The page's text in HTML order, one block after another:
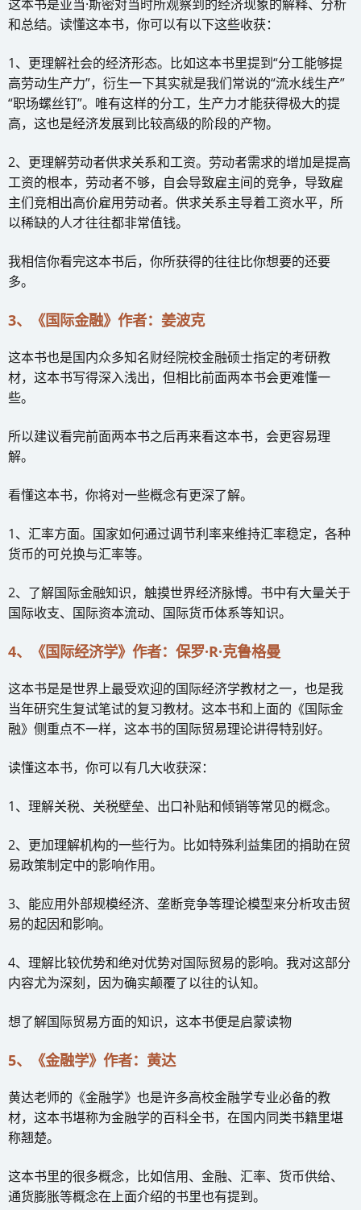
这本书是亚当·斯密对当时所观察到的经济现象的解释、分析
和总结。读懂这本书，你可以有以下这些收获：
1、更理解社会的经济形态。比如这本书里提到“分工能够提
高劳动生产力”，衍生一下其实就是我们常说的“流水线生产”
“职场螺丝钉”。唯有这样的分工，生产力才能获得极大的提
高，这也是经济发展到比较高级的阶段的产物。
2、更理解劳动者供求关系和工资。劳动者需求的增加是提高
工资的根本，劳动者不够，自会导致雇主间的竞争，导致雇
主们竞相出高价雇用劳动者。供求关系主导着工资水平，所
以稀缺的人才往往都非常值钱。
我相信你看完这本书后，你所获得的往往比你想要的还要
多。
3、《国际金融》作者：姜波克
这本书也是国内众多知名财经院校金融硕士指定的考研教
材，这本书写得深入浅出，但相比前面两本书会更难懂一
些。
所以建议看完前面两本书之后再来看这本书，会更容易理
解。
看懂这本书，你将对一些概念有更深了解。
1、汇率方面。国家如何通过调节利率来维持汇率稳定，各种
货币的可兑换与汇率等。
2、了解国际金融知识，触摸世界经济脉博。书中有大量关于
国际收支、国际资本流动、国际货币体系等知识。
4、《国际经济学》作者：保罗·R·克鲁格曼
这本书是是世界上最受欢迎的国际经济学教材之一，也是我
当年研究生复试笔试的复习教材。这本书和上面的《国际金
融》侧重点不一样，这本书的国际贸易理论讲得特别好。
读懂这本书，你可以有几大收获深：
1、理解关税、关税壁垒、出口补贴和倾销等常见的概念。
2、更加理解机构的一些行为。比如特殊利益集团的捐助在贸
易政策制定中的影响作用。
3、能应用外部规模经济、垄断竞争等理论模型来分析攻击贸
易的起因和影响。
4、理解比较优势和绝对优势对国际贸易的影响。我对这部分
内容尤为深刻，因为确实颠覆了以往的认知。
想了解国际贸易方面的知识，这本书便是启蒙读物
5、《金融学》作者：黄达
黄达老师的《金融学》也是许多高校金融学专业必备的教
材，这本书堪称为金融学的百科全书，在国内同类书籍里堪
称翘楚。
这本书里的很多概念，比如信用、金融、汇率、货币供给、
通货膨胀等概念在上面介绍的书里也有提到。